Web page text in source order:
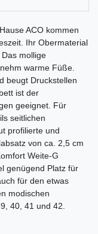
ACO kommen
Ihr Obermaterial
mollige
warme Füße.
beugt Druckstellen
ist der
geeignet. Für
seitlichen
profilierte und
von ca. 2,5 cm
Weite-G
genügend Platz für
für den etwas
modischen
40, 41 und 42.